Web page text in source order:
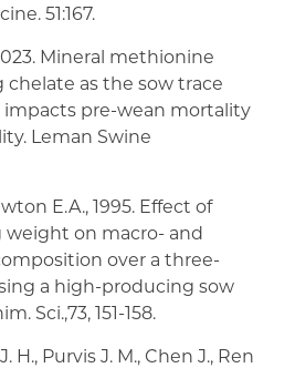
51:167.
Mineral methionine
chelate as the sow trace
impacts pre-wean mortality
Leman Swine
E.A., 1995. Effect of
on macro- and
over a three-
a high-producing sow
Sci.,73, 151-158.
H., Purvis J. M., Chen J., Ren